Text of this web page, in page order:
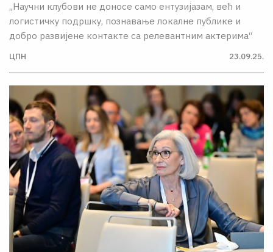
„Научни клубови не доносе само ентузијазам, већ и
логистичку подршку, познавање локалне публике и
добро развијене контакте са релевантним актерима“
ЦПН 23.09.25.